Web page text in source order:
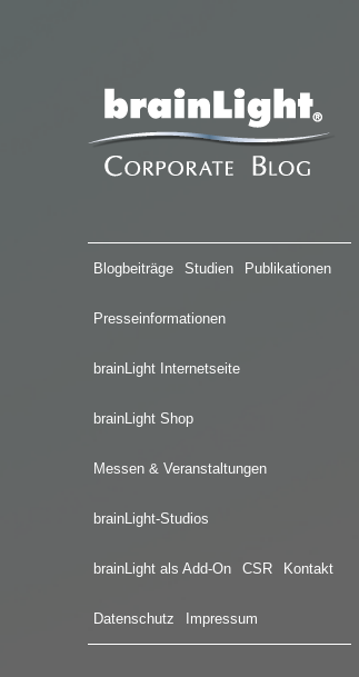
Blogbeiträge Studien Publikationen
Presseinformationen
brainLight Internetseite
brainLight Shop
Messen & Veranstaltungen
brainLight-Studios
brainLight als Add-On CSR Kontakt
Datenschutz Impressum